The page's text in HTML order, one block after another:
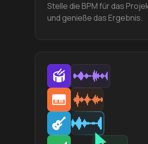
Stelle die BPM für das
und genieße das Ergebnis.